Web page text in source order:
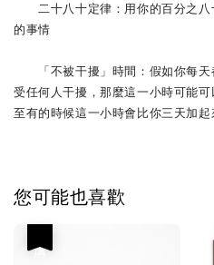
二十八十定律：用你的百分之八
的事情
「不被干擾」時間：假如你每天
受任何人干擾，那麼這一小時可能
至有的時候這一小時會比你三天加起
您可能也喜歡